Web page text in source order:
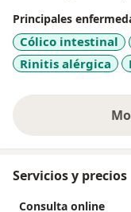
Principales
Cólico intestinal
Rinitis alérgica
Servicios y precios
Consulta online